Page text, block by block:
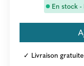
En stock
✓ Livraison